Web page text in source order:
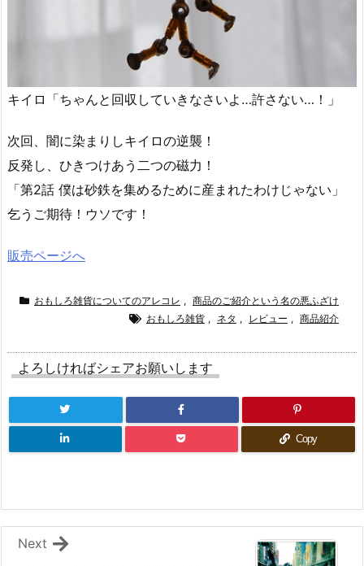
キイロ「ちゃんと回収していきなさいよ…許さない…！」
次回、闇に染まりしキイロの逆襲！
反発し、ひきつけあう二つの磁力！
「第2話 僕は砂鉄を集めるために産まれたわけじゃない」
乞うご期待！ウソです！
販売ページへ
おもしろ雑貨についてのアレコレ , 商品のご紹介という名の悪ふざけ
おもしろ雑貨 , ネタ , レビュー , 商品紹介
よろしければシェアお願いします
Copy
Next